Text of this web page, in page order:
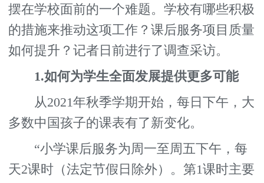
摆在学校面前的一个难题。学校有哪些积极
的措施来推动这项工作？课后服务项目质量
如何提升？记者日前进行了调查采访。
1.如何为学生全面发展提供更多可能
从2021年秋季学期开始，每日下午，大
多数中国孩子的课表有了新变化。
“小学课后服务为周一至周五下午，每
天2课时（法定节假日除外）。第1课时主要